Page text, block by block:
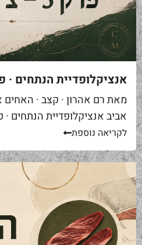
אנציקלופדיית הנתחים · פרק 3 –
מאת רם אהרון · קצב · האחים
סיפור. אתם באים לאחת
לקריאה נוספת